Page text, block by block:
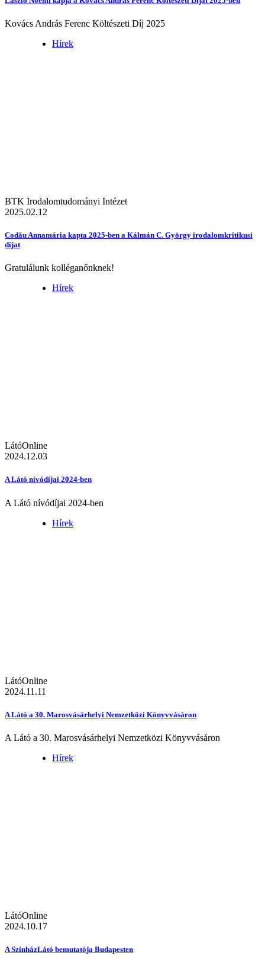
Kovács András Ferenc Költészeti Díj 2025
Hírek
BTK Irodalomtudományi Intézet
2025.02.12
Codău Annamária kapta 2025-ben a Kálmán C. György irodalomkritikusi
díjat
Gratulálunk kolléganőnknek!
Hírek
LátóOnline
2024.12.03
A Látó nívódíjai 2024-ben
A Látó nívódíjai 2024-ben
Hírek
LátóOnline
2024.11.11
A Látó a 30. Marosvásárhelyi Nemzetközi Könyvvásáron
A Látó a 30. Marosvásárhelyi Nemzetközi Könyvvásáron
Hírek
LátóOnline
2024.10.17
A SzínházLátó bemutatója Budapesten